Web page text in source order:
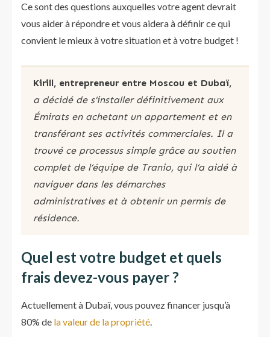
Ce sont des questions auxquelles votre agent devrait
vous aider à répondre et vous aidera à définir ce qui
convient le mieux à votre situation et à votre budget !
Kirill, entrepreneur entre Moscou et Dubaï,
a décidé de s’installer définitivement aux
Émirats en achetant un appartement et en
transférant ses activités commerciales. Il a
trouvé ce processus simple grâce au soutien
complet de l’équipe de Tranio, qui l’a aidé à
naviguer dans les démarches
administratives et à obtenir un permis de
résidence​.
Quel est votre budget et quels
frais devez-vous payer ?
Actuellement à Dubaï, vous pouvez financer jusqu’à
80% de la valeur de la propriété.